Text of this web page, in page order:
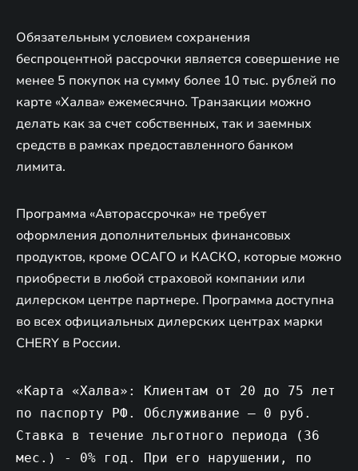
Обязательным условием сохранения
беспроцентной рассрочки является совершение не
менее 5 покупок на сумму более 10 тыс. рублей по
карте «Халва» ежемесячно. Транзакции можно
делать как за счет собственных, так и заемных
средств в рамках предоставленного банком
лимита.
Программа «Авторассрочка» не требует
оформления дополнительных финансовых
продуктов, кроме ОСАГО и КАСКО, которые можно
приобрести в любой страховой компании или
дилерском центре партнере. Программа доступна
во всех официальных дилерских центрах марки
CHERY в России.
«Карта «Халва»: Клиентам от 20 до 75 лет
по паспорту РФ. Обслуживание – 0 руб.
Ставка в течение льготного периода (36
мес.) - 0% год. При его нарушении, по